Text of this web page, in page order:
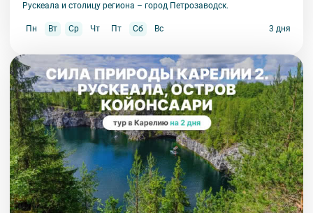
Рускеала и столицу региона – город Петрозаводск.
Пн Вт Ср Чт Пт Сб Вс 3 дня